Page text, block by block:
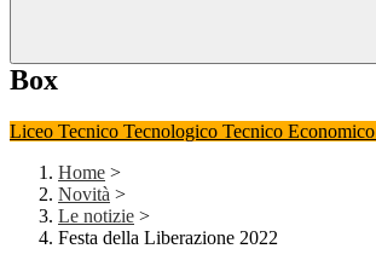
Box
Liceo Tecnico Tecnologico Tecnico Economico
Home >
Novità >
Le notizie >
Festa della Liberazione 2022